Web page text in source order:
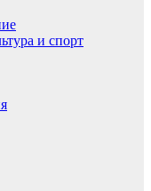
и спорт